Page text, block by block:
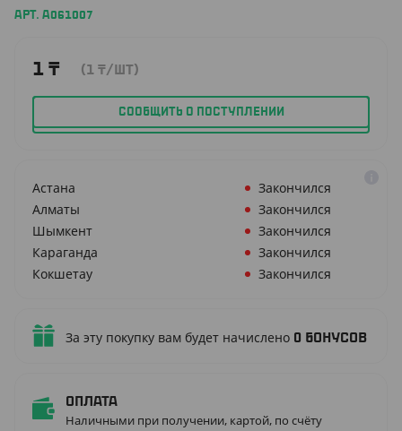
АРТ. А061007
1 ₸ (1 ₸/ШТ)
СООБЩИТЬ О ПОСТУПЛЕНИИ
Астана
Закончился
Алматы
Закончился
Шымкент
Закончился
Караганда
Закончился
Кокшетау
Закончился
За эту покупку вам будет начислено 0 бонусов
Оплата
Наличными при получении, картой, по счёту